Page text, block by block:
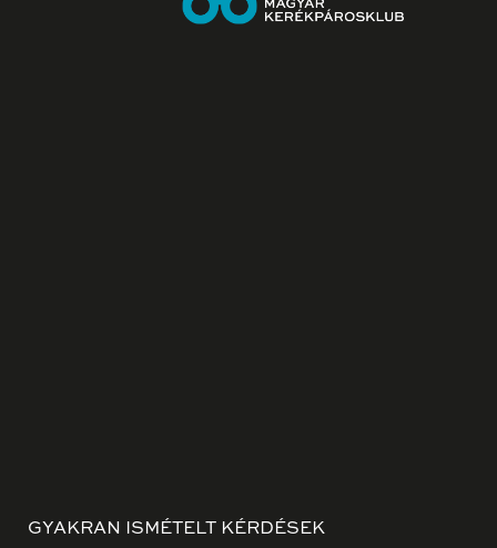
GYAKRAN ISMÉTELT KÉRDÉSEK